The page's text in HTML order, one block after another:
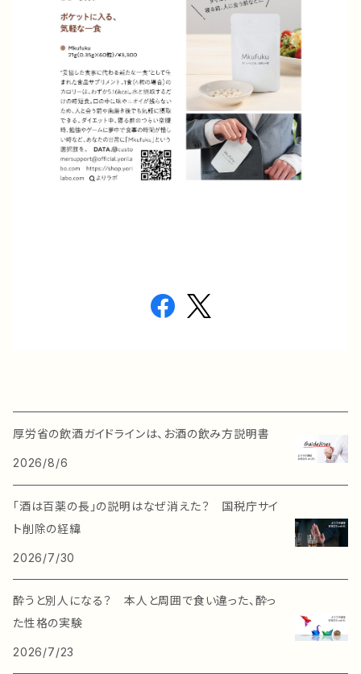
厚労省の飲酒ガイドラインは、お酒の飲み方説明書
2026/8/6
「酒は百薬の長」の説明はなぜ消えた？ 国税庁サイ
ト削除の経緯
2026/7/30
酔うと別人になる？ 本人と周囲で食い違った、酔っ
た性格の実験
2026/7/23